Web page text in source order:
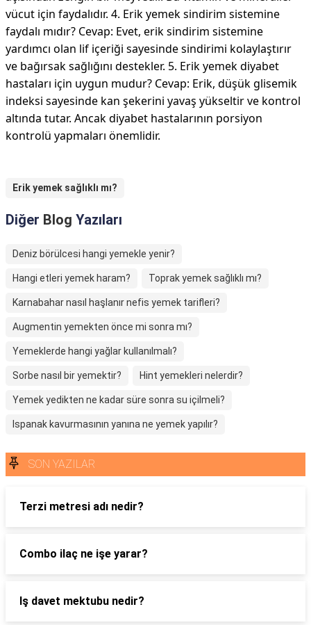
vücut için faydalıdır. 4. Erik yemek sindirim sistemine
faydalı mıdır? Cevap: Evet, erik sindirim sistemine
yardımcı olan lif içeriği sayesinde sindirimi kolaylaştırır
ve bağırsak sağlığını destekler. 5. Erik yemek diyabet
hastaları için uygun mudur? Cevap: Erik, düşük glisemik
indeksi sayesinde kan şekerini yavaş yükseltir ve kontrol
altında tutar. Ancak diyabet hastalarının porsiyon
kontrolü yapmaları önemlidir.
Erik yemek sağlıklı mı?
Diğer Blog Yazıları
Deniz börülcesi hangi yemekle yenir?
Hangi etleri yemek haram? Toprak yemek sağlıklı mı?
Karnabahar nasıl haşlanır nefis yemek tarifleri?
Augmentin yemekten önce mi sonra mı?
Yemeklerde hangi yağlar kullanılmalı?
Sorbe nasıl bir yemektir? Hint yemekleri nelerdir?
Yemek yedikten ne kadar süre sonra su içilmeli?
Ispanak kavurmasının yanına ne yemek yapılır?
SON YAZILAR
Terzi metresi adı nedir?
Combo ilaç ne işe yarar?
Iş davet mektubu nedir?